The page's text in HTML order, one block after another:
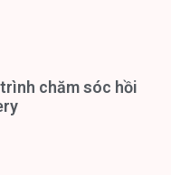
chăm sóc hồi